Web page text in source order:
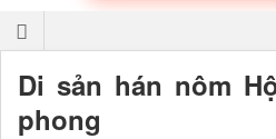
Di sản hán nôm
phong